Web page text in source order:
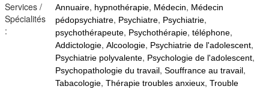
Services /
Spécialités
:
Annuaire, hypnothérapie, Médecin, Médecin
pédopsychiatre, Psychiatre, Psychiatrie,
psychothérapeute, Psychothérapie, téléphone,
Addictologie, Alcoologie, Psychiatrie de l'adolescent,
Psychiatrie polyvalente, Psychologie de l'adolescent,
Psychopathologie du travail, Souffrance au travail,
Tabacologie, Thérapie troubles anxieux, Trouble